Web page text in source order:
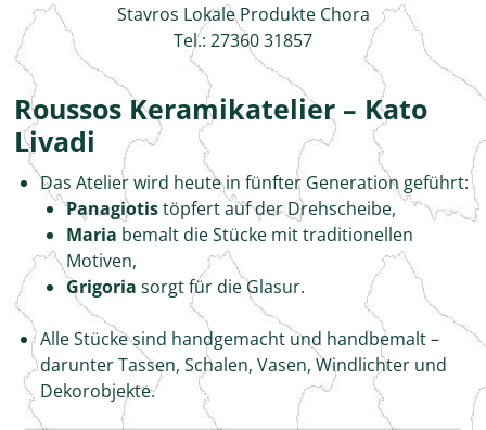
Stavros Lokale Produkte Chora
Tel.: 27360 31857
Roussos Keramikatelier – Kato
Livadi
Das Atelier wird heute in fünfter Generation geführt:
Panagiotistöpfert auf der Drehscheibe,
Maria bemalt die Stücke mit traditionellen
Motiven,
Grigoria sorgt für die Glasur.
Alle Stücke sind handgemacht und handbemalt –
darunter Tassen, Schalen, Vasen, Windlichter und
Dekorobjekte.